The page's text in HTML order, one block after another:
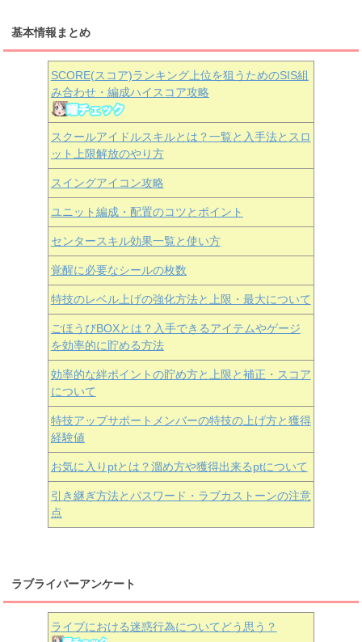
基本情報まとめ
SCORE(スコア)ランキング上位を狙うためのSIS組
み合わせ・編成ハイスコア攻略
スクールアイドルスキルとは？一覧と入手法とスロ
ット上限解放のやり方
スイングアイコン攻略
ユニット編成・配置のコツとポイント
センタースキル効果一覧と使い方
覚醒に必要なシールの枚数
特技のレベル上げの強化方法と上限・最大について
ごほうびBOXとは？入手できるアイテムやゲージ
を効率的に貯める方法
効率的な絆ポイントの貯め方と上限と補正・スコア
について
特技アップサポートメンバーの特技の上げ方と獲得
経験値
お気に入りptとは？溜め方や獲得出来るptについて
引き継ぎ方法とパスワード・ラブカストーンの注意
点
ラブライバーアンケート
ライブにおける迷惑行為についてどう思う？